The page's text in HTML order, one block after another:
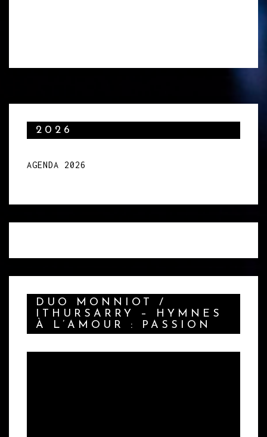
2026
AGENDA 2026
DUO MONNIOT /
ITHURSARRY – HYMNES
À L’AMOUR : PASSION